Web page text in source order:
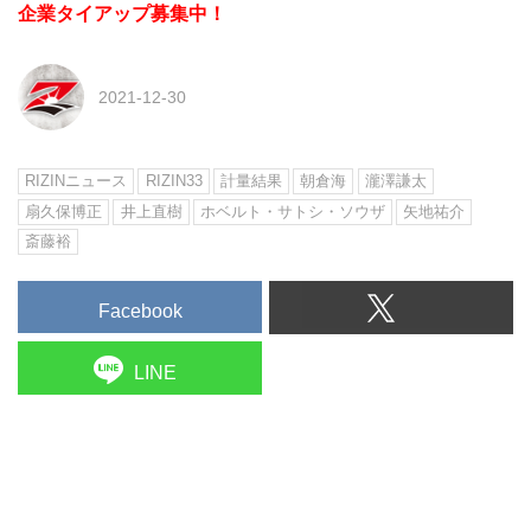
企業タイアップ募集中！
2021-12-30
RIZINニュース RIZIN33 計量結果 朝倉海
瀧澤謙太
扇久保博正
井上直樹 ホベルト・サトシ・ソウザ
矢地祐介
斎藤裕
Facebook
LINE